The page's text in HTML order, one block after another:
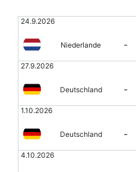
24.9.2026
Niederlande -
27.9.2026
Deutschland -
1.10.2026
Deutschland -
4.10.2026